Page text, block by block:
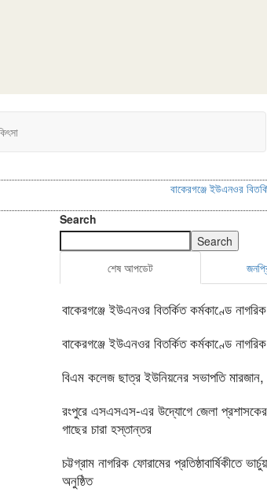
বাকেরগঞ্জে ইউএনওর বিতর্কিত
Search
Search
শেষ আপডেট
বাকেরগঞ্জে ইউএনওর বিতর্কিত কর্মকাণ্ডে
বাকেরগঞ্জে ইউএনওর বিতর্কিত কর্মকাণ্ডে
বিএম কলেজ ছাত্র ইউনিয়নের সভাপতি
রংপুরে এসএসএস-এর উদ্যোগে জেলা
গাছের চারা হস্তান্তর
চট্টগ্রাম নাগরিক ফোরামের প্রতিষ্ঠাবার্ষিকীতে
অনুষ্ঠিত